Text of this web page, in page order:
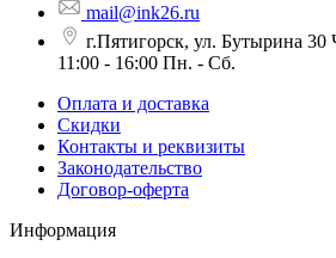
mail@ink26.ru
г.Пятигорск, ул. Бутырина 30
11:00 - 16:00 Пн. - Сб.
Оплата и доставка
Скидки
Контакты и реквизиты
Законодательство
Договор-оферта
Информация